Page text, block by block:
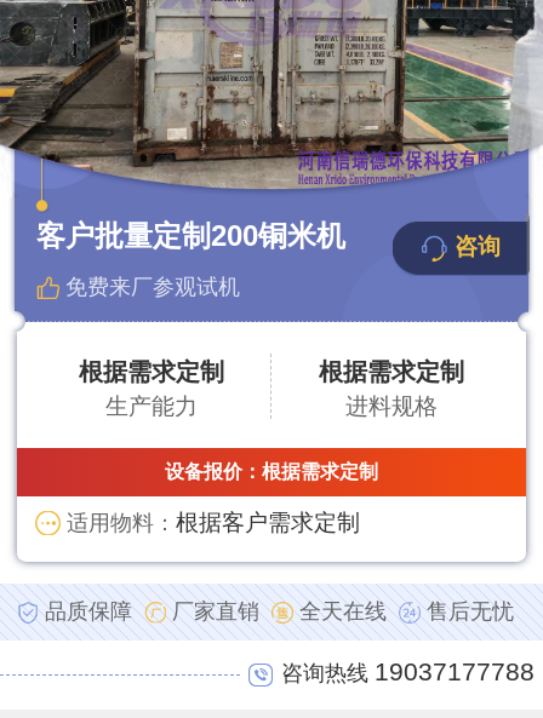
客户批量定制200铜米机
免费来厂参观试机
咨询
根据需求定制
生产能力
根据需求定制
进料规格
设备报价： 根据需求定制
适用物料：根据客户需求定制
品质保障 厂家直销 全天在线 售后无忧
咨询热线 19037177788